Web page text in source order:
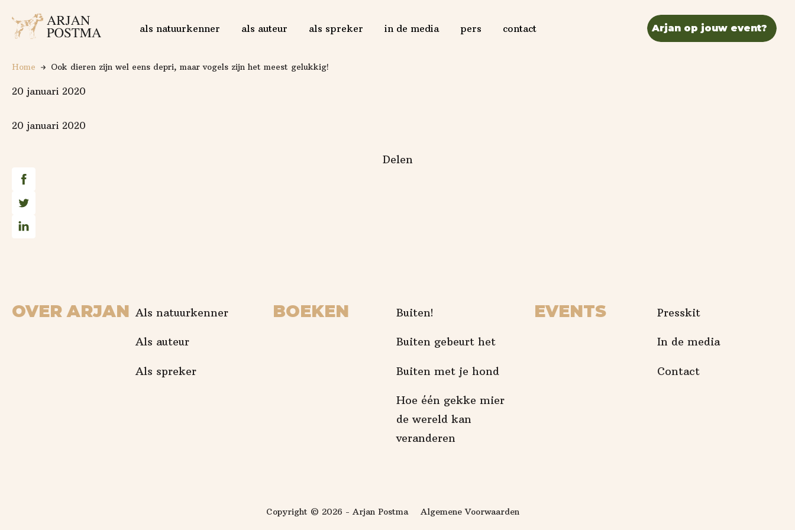
Logo Arjan Postma
als natuurkenner als auteur als spreker in de media pers contact Arjan op jouw event?
Home Ook dieren zijn wel eens depri, maar vogels zijn het meest gelukkig!
20 januari 2020
20 januari 2020
Delen
Deel op Facebook
Deel op Twitter
Deel op Linkedin
OVER ARJAN Als natuurkenner
Als auteur
Als spreker
BOEKEN Buiten!
Buiten gebeurt het
Buiten met je hond
Hoe één gekke mier
de wereld kan
veranderen
EVENTS Presskit
In de media
Contact
Copyright © 2026 - Arjan Postma Algemene Voorwaarden